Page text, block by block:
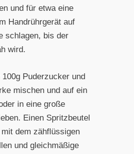
und für etwa eine
Handrührgerät auf
schlagen, bis der
wird.
Puderzucker und
mischen und auf ein
in eine große
Einen Spritzbeutel
dem zähflüssigen
und gleichmäßige